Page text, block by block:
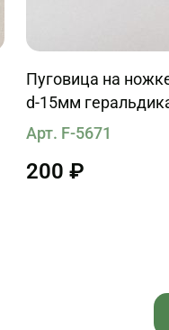
Пуговица на
d-15мм
терракотовом
Арт. F-5671
200 ₽